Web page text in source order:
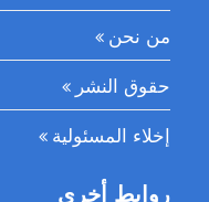
من نحن
حقوق النشر
إخلاء المسئولية
روابط أخرى